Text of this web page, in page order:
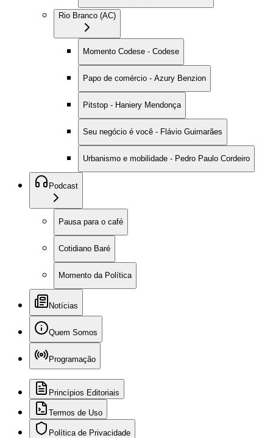
Rio Branco (AC)
Momento Codese - Codese
Papo de comércio - Azury Benzion
Pitstop - Haniery Mendonça
Seu negócio é você - Flávio Guimarães
Urbanismo e mobilidade - Pedro Paulo Cordeiro
Podcast
Pausa para o café
Cotidiano Baré
Momento da Política
Notícias
Quem Somos
Programação
Princípios Editoriais
Termos de Uso
Política de Privacidade